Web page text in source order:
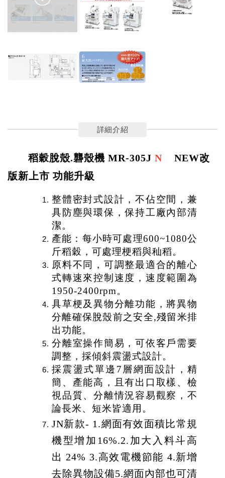
詳細介紹
稻穀脫殼.礱殼機 MR-305J N NEW改
版新上市 功能升級
整體密封式設計，不佔空間，兼
具防塵與環保，保持工廠內部清
潔。
產能：每小時可處理600~1080公
斤稻穀，可處理梗稻與秈稻。
原料不同，可調整最適合的離心
式轉速來控制速度，速度範圍為
1950-2400rpm。
具草梗及異物分離功能，將異物
分離確保脫殼前之安全,殘留米排
出功能。
分離室操作簡易，可依客戶需要
調整，採傾斜震盪式設計。
採震盪式單邊7層網面設計，精
簡、產能高，且有出口取樣、檢
視品質、分離情況容易觀察，不
論長米、短米皆適用。
JN新款- 1.網面有效面積比常規
機型增加16%.2.加大入料斗高
出 24% 3.高效電機節能 4.新增
去除異物設備5.網面內部也可清